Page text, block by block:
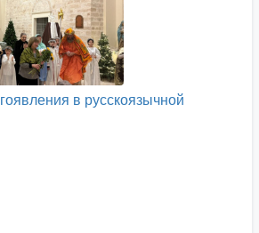
в русскоязычной